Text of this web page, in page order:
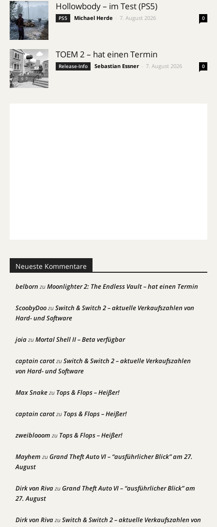
Hollowbody – im Test (PS5)
PS5 Michael Herde 7. August 2026 0
TOEM 2 – hat einen Termin
Release-Info Sebastian Essner 7. August 2026 0
Neueste Kommentare
belborn zuMoonlighter 2: The Endless Vault – hat einen Termin
ScoobyDoozuSwitch & Switch 2 – aktuelle Verkaufszahlen von
Hard- und Software
joiazuMortal Shell II – Beta verfügbar
captain carotzuSwitch & Switch 2 – aktuelle Verkaufszahlen
von Hard- und Software
Max Snakezu Tops & Flops – Heißer!
captain carotzu Tops & Flops – Heißer!
zweiblooom zu Tops & Flops – Heißer!
Mayhem zuGrand Theft Auto VI – “ausführlicher Blick” am 27.
August
Dirk von RivazuGrand Theft Auto VI – “ausführlicher Blick” am
27. August
Dirk von RivazuSwitch & Switch 2 – aktuelle Verkaufszahlen von